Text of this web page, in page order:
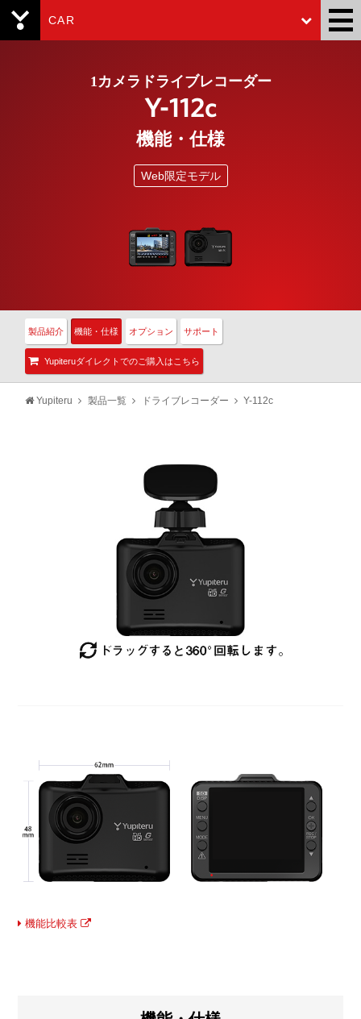
CAR
1カメラドライブレコーダー
Y-112c
機能・仕様
Web限定モデル
製品紹介 機能・仕様 オプション サポート
Yupiteruダイレクトでのご購入はこちら
Yupiteru 製品一覧 ドライブレコーダー Y-112c
機能比較表